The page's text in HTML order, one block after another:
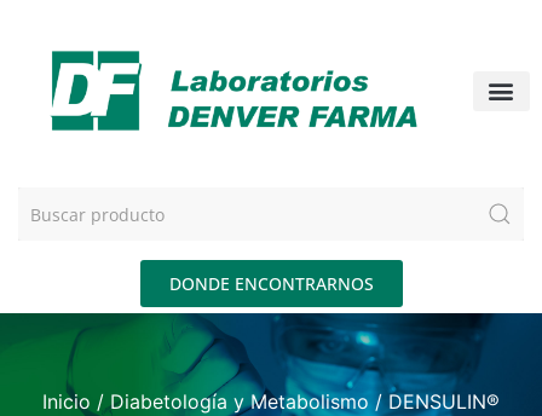
DONDE ENCONTRARNOS
Inicio /Diabetología y Metabolismo / DENSULIN®